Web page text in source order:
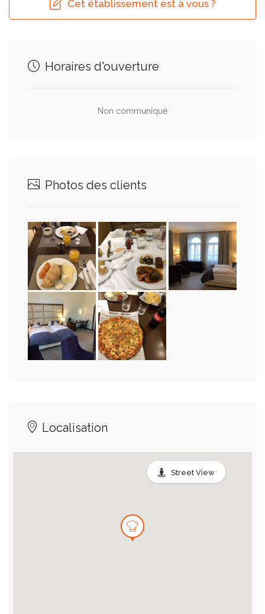
Cet établissement est à vous ?
Horaires d'ouverture
Non communiqué
Photos des clients
Localisation
Street View